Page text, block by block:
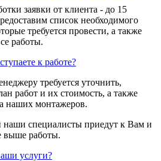
заявки от клиента - до 15
список необходимого
требуется провести, а также
работы.
к работе?
требуется уточнить,
работ и их стоимость, а также
наших монтажеров.
наши специалисты приедут к Вам и
выше работы.
услуги?